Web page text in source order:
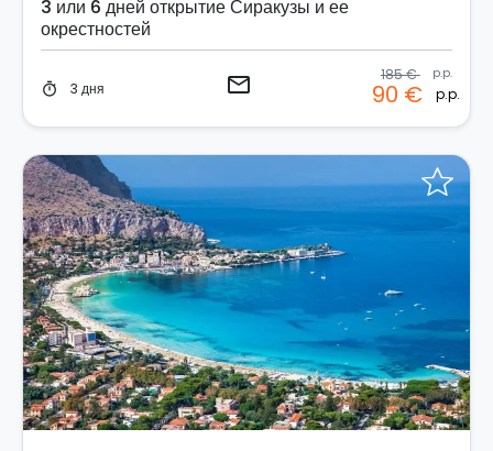
3 или 6 дней открытие Сиракузы и ее
окрестностей
timer 3 дня email 185 € p.p.
90 € p.p.